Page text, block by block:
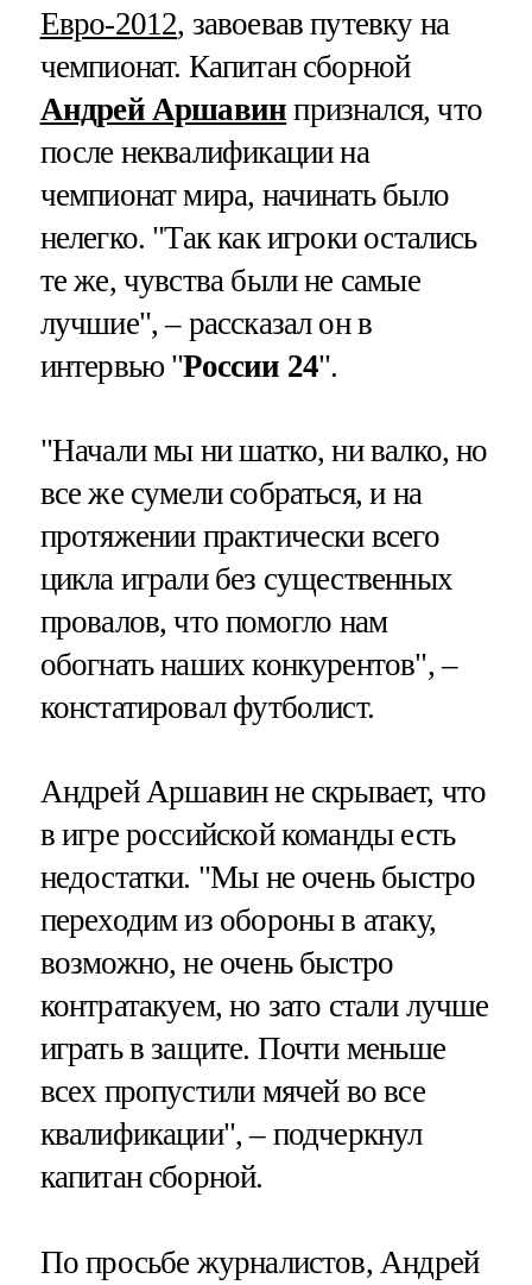
Евро-2012, завоевав путевку на
чемпионат. Капитан сборной
Андрей Аршавин признался, что
после неквалификации на
чемпионат мира, начинать было
нелегко. "Так как игроки остались
те же, чувства были не самые
лучшие", – рассказал он в
интервью "России 24".
"Начали мы ни шатко, ни валко, но
все же сумели собраться, и на
протяжении практически всего
цикла играли без существенных
провалов, что помогло нам
обогнать наших конкурентов", –
констатировал футболист.
Андрей Аршавин не скрывает, что
в игре российской команды есть
недостатки. "Мы не очень быстро
переходим из обороны в атаку,
возможно, не очень быстро
контратакуем, но зато стали лучше
играть в защите. Почти меньше
всех пропустили мячей во все
квалификации", – подчеркнул
капитан сборной.
По просьбе журналистов, Андрей